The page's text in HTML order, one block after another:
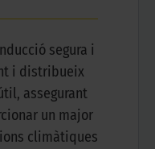
segura i
i distribueix
assegurant
un major
climàtiques